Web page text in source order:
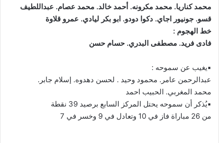
محمد كناريا. محمد مكرونه. أحمد خالد. محمد عصام. عبداللطيف
قسو. جونيور اجاي. دكوا دودو. ابو بكر ليادي. عمرو قلاوة
خط الهجوم :
فادى فريد. مصطفى البدري. حسام حسن
▪︎يغيب عن سموحه :
عبدالرحمن عامر. محمود وحيد . لحسن دهدوه. إسلام جابر.
محمد المغربي. الحبيب احمد
▪︎يُذكر أن سموحه يحتل المركز السابع برصيد 39 نقطة
من 26 مباراة فاز في 10 وتعادل في 9 وخسر في 7